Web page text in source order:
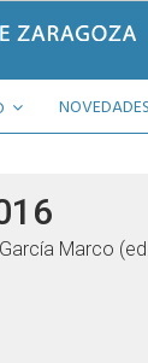
NOVEDADES
Marco